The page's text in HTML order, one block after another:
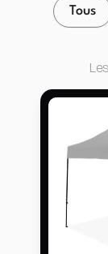
Tous